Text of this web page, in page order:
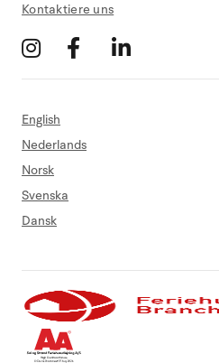
Kontaktiere uns
English
Nederlands
Norsk
Svenska
Dansk